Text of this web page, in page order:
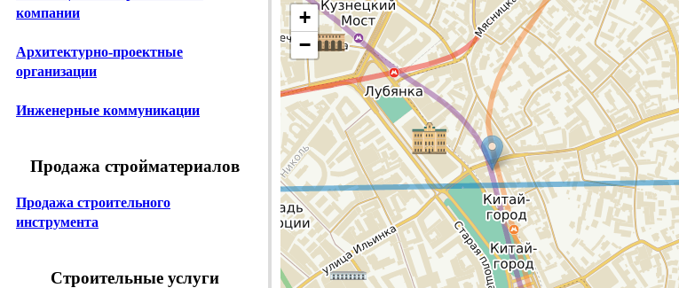
компании
Архитектурно-проектные
организации
Инженерные коммуникации
Продажа стройматериалов
Продажа строительного
инструмента
Строительные услуги
+
−